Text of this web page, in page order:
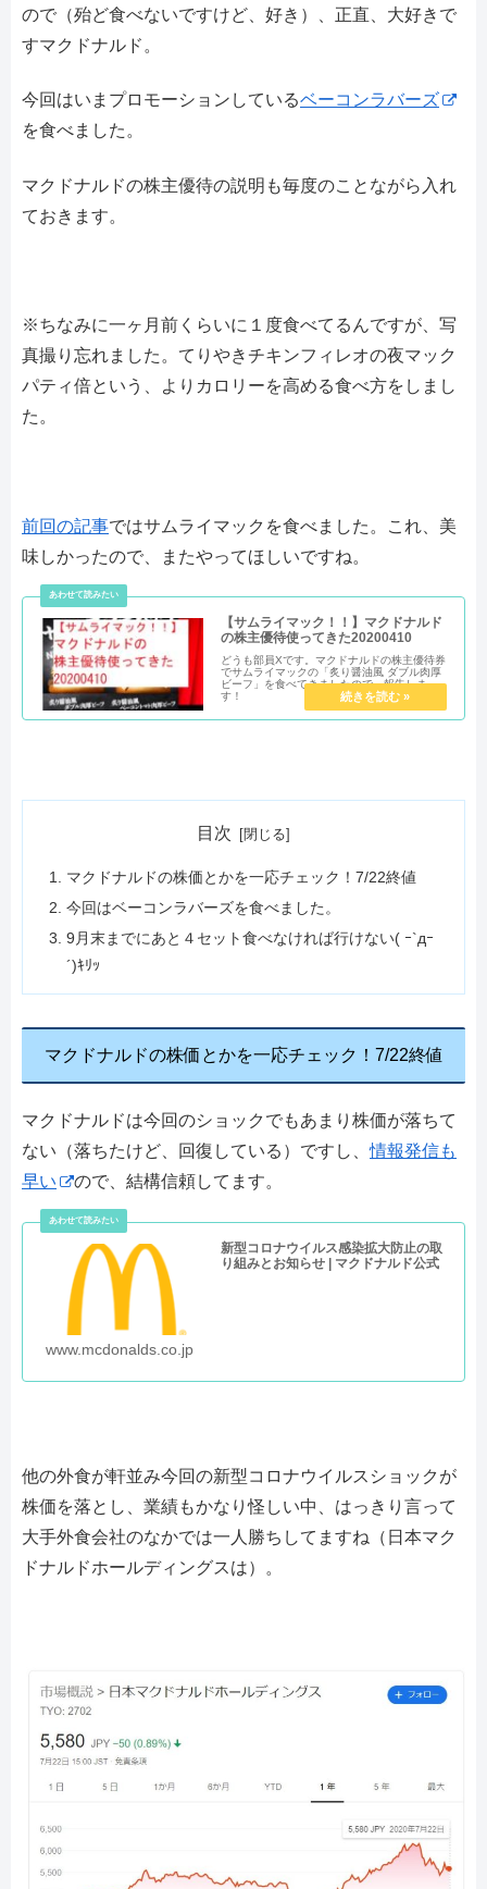
ので（殆ど食べないですけど、好き）、正直、大好きで
すマクドナルド。
今回はいまプロモーションしているベーコンラバーズ
を食べました。
マクドナルドの株主優待の説明も毎度のことながら入れ
ておきます。
※ちなみに一ヶ月前くらいに１度食べてるんですが、写
真撮り忘れました。てりやきチキンフィレオの夜マック
パティ倍という、よりカロリーを高める食べ方をしまし
た。
前回の記事ではサムライマックを食べました。これ、美
味しかったので、またやってほしいですね。
【サムライマック！！】マクドナルド
の株主優待使ってきた20200410
どうも部員Xです。マクドナルドの株主優待券
でサムライマックの「炙り醤油風 ダブル肉厚
ビーフ」を食べてきましたので、報告しま
す！
目次
マクドナルドの株価とかを一応チェック！7/22終値
今回はベーコンラバーズを食べました。
9月末までにあと４セット食べなければ行けない( ｰ`дｰ
´)ｷﾘｯ
マクドナルドの株価とかを一応チェック！7/22終値
マクドナルドは今回のショックでもあまり株価が落ちて
ない（落ちたけど、回復している）ですし、情報発信も
早い
ので、結構信頼してます。
新型コロナウイルス感染拡大防止の取
り組みとお知らせ | マクドナルド公式
www.mcdonalds.co.jp
他の外食が軒並み今回の新型コロナウイルスショックが
株価を落とし、業績もかなり怪しい中、はっきり言って
大手外食会社のなかでは一人勝ちしてますね（日本マク
ドナルドホールディングスは）。